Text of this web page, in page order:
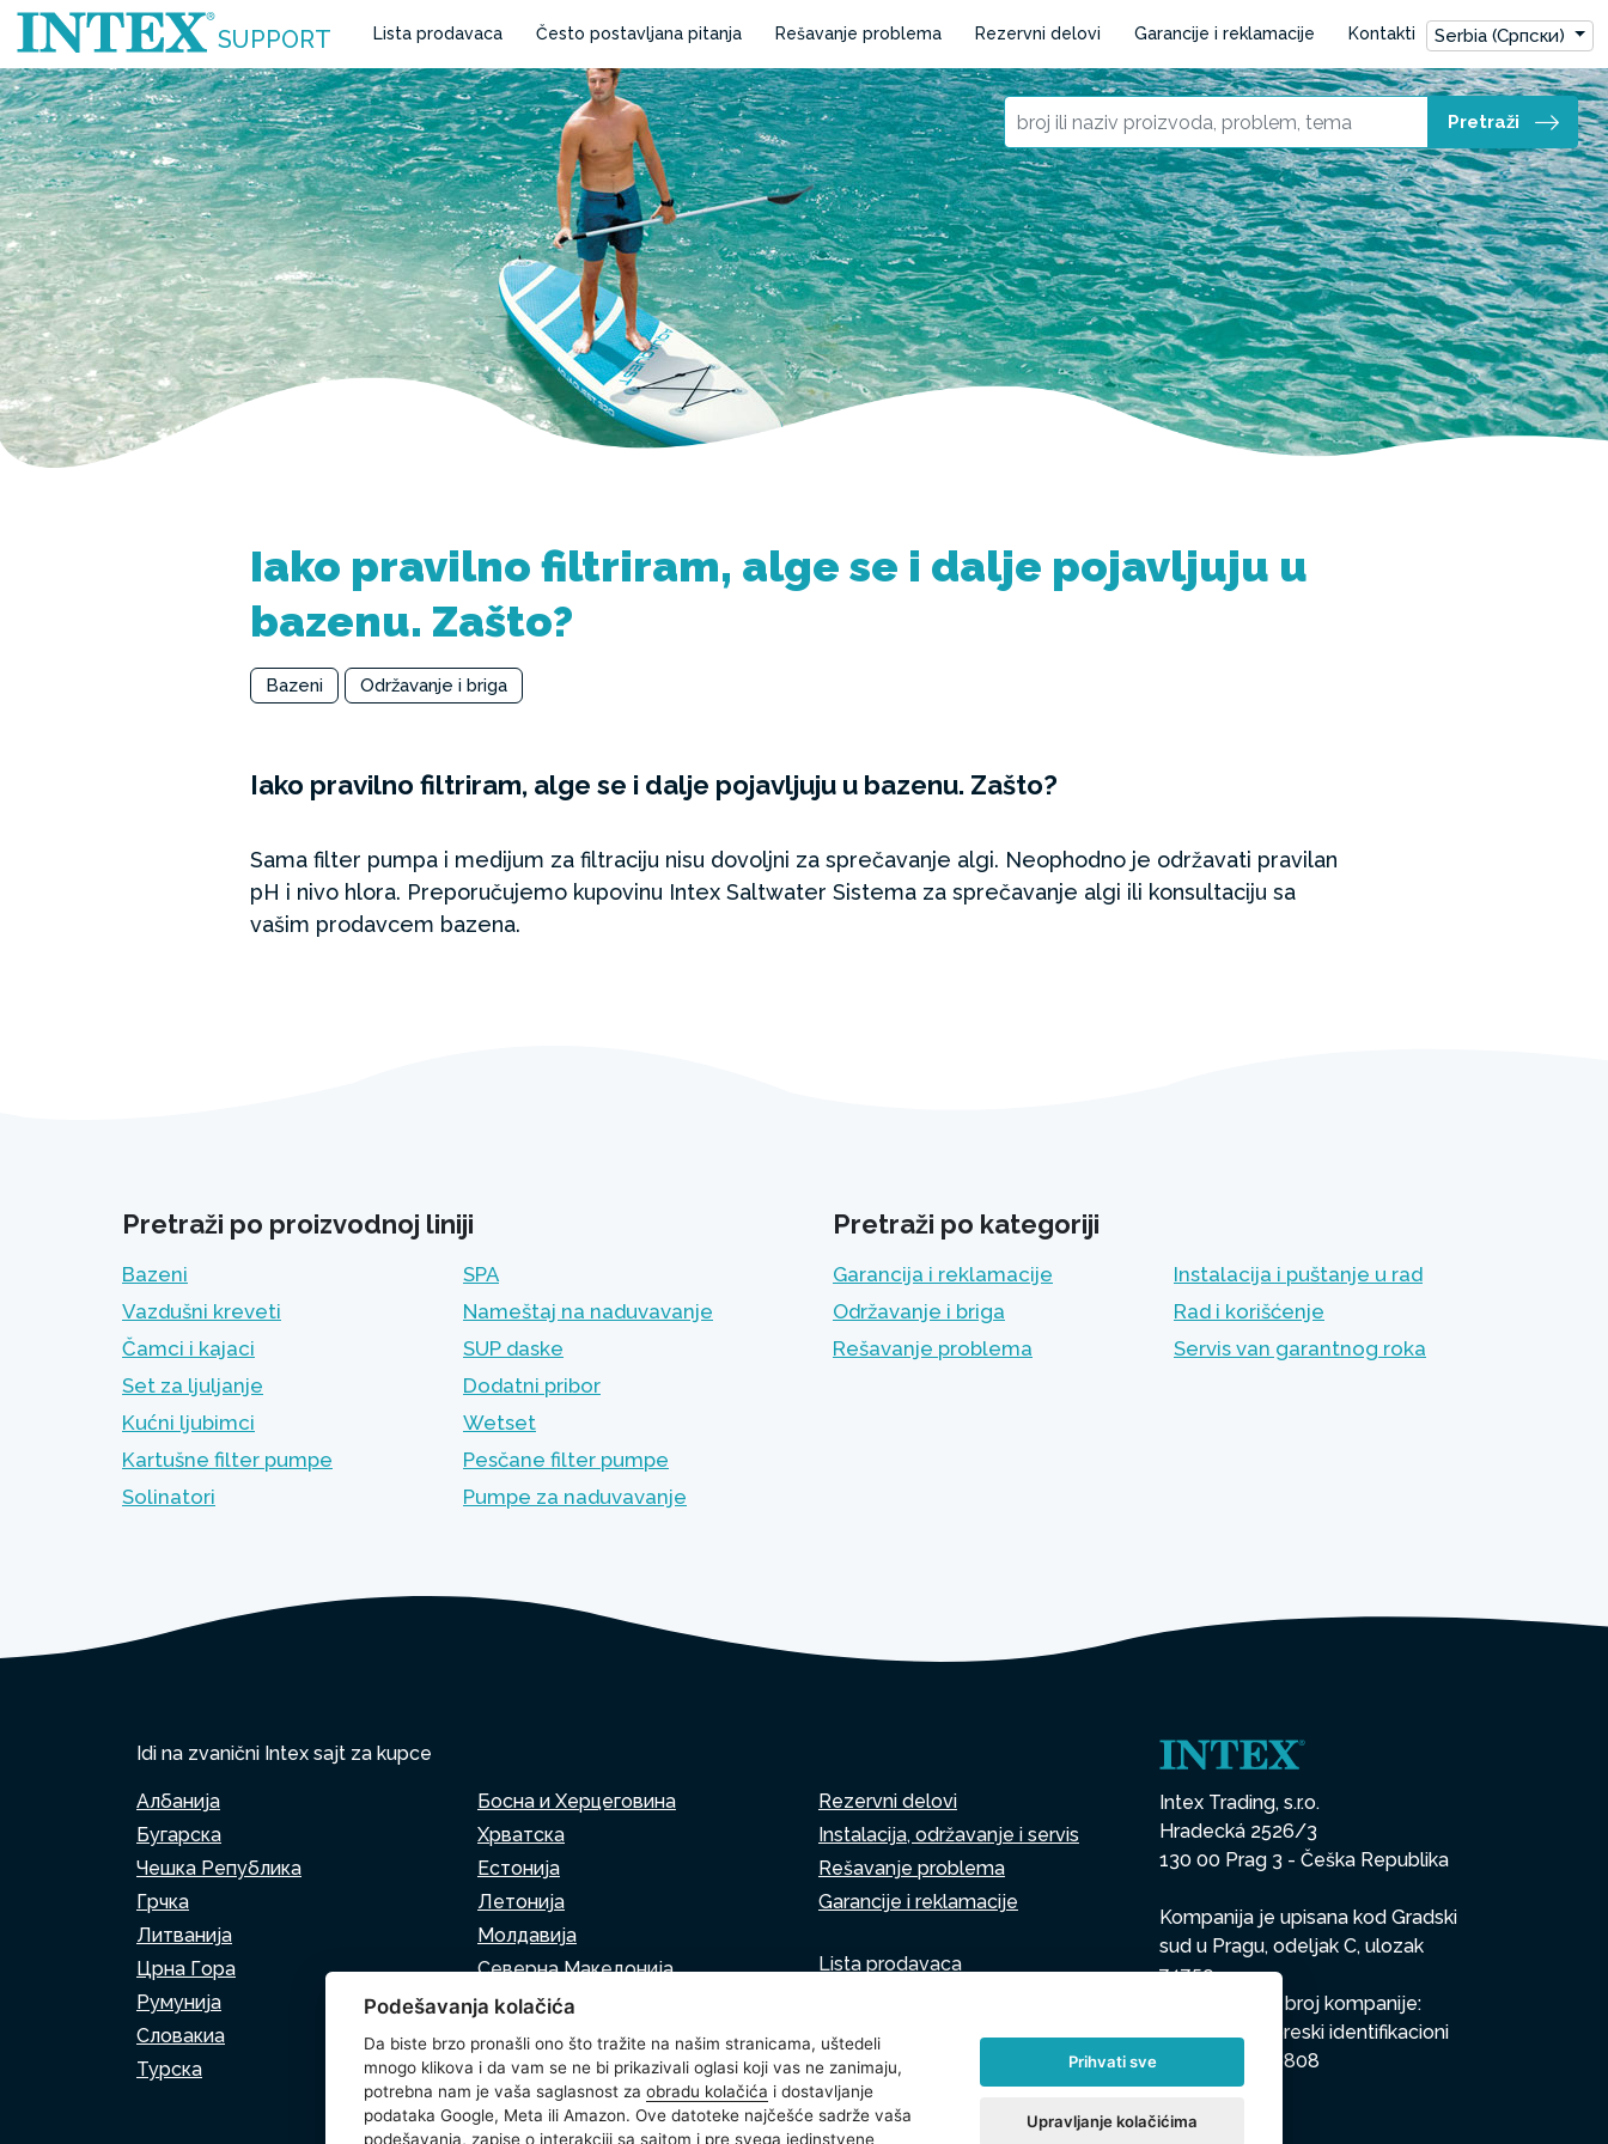
SUPPORT Lista prodavaca Često postavljana pitanja Rešavanje problema Rezervni delovi Garancije i reklamacije Kontakti Serbia (Српски)
Pretraži
Iako pravilno filtriram, alge se i dalje pojavljuju u
bazenu. Zašto?
Bazeni Održavanje i briga
Iako pravilno filtriram, alge se i dalje pojavljuju u bazenu. Zašto?
Sama filter pumpa i medijum za filtraciju nisu dovoljni za sprečavanje algi. Neophodno je održavati pravilan
pH i nivo hlora. Preporučujemo kupovinu Intex Saltwater Sistema za sprečavanje algi ili konsultaciju sa
vašim prodavcem bazena.
Pretraži po proizvodnoj liniji
Bazeni
SPA
Vazdušni kreveti
Nameštaj na naduvavanje
Čamci i kajaci
SUP daske
Set za ljuljanje
Dodatni pribor
Kućni ljubimci
Wetset
Kartušne filter pumpe
Pesčane filter pumpe
Solinatori
Pumpe za naduvavanje
Pretraži po kategoriji
Garancija i reklamacije
Instalacija i puštanje u rad
Održavanje i briga
Rad i korišćenje
Rešavanje problema
Servis van garantnog roka
Idi na zvanični Intex sajt za kupce
Албанија
Босна и Херцеговина
Бугарска
Хрватска
Чешка Република
Естонија
Грчка
Летонија
Литванија
Молдавија
Црна Гора
Северна Македонија
Румунија
Србија
Словакиа
Словенија
Турска
Rezervni delovi
Instalacija, održavanje i servis
Rešavanje problema
Garancije i reklamacije
Lista prodavaca
Pišite nam
Intex Trading, s.r.o.
Hradecká 2526/3
130 00 Prag 3 - Češka Republika
Kompanija je upisana kod Gradski
sud u Pragu, odeljak C, ulozak
74759
Identifikacioni broj kompanije:
26150808, Poreski identifikacioni
broj: CZ26150808
Podešavanja kolačića
Da biste brzo pronašli ono što tražite na našim stranicama, uštedeli
mnogo klikova i da vam se ne bi prikazivali oglasi koji vas ne zanimaju,
potrebna nam je vaša saglasnost za obradu kolačića i dostavljanje
podataka Google, Meta ili Amazon. Ove datoteke najčešće sadrže vaša
podešavanja, zapise o interakciji sa sajtom i pre svega jedinstvene
Prihvati sve
Upravljanje kolačićima